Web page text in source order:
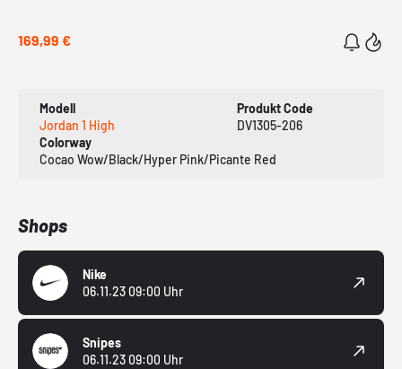
169,99 €
Modell
Jordan 1 High
Produkt Code
DV1305-206
Colorway
Cocao Wow/Black/Hyper Pink/Picante Red
Shops
Nike
06.11.23 09:00 Uhr
Snipes
06.11.23 09:00 Uhr